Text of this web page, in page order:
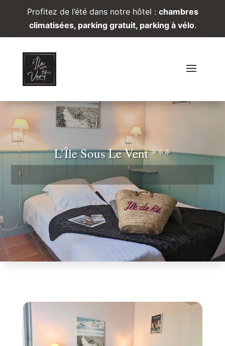
Profitez de l’été dans notre hôtel : chambres
climatisées, parking gratuit, parking à vélo.
L’Île Sous Le Vent ***
Chargement en cours...